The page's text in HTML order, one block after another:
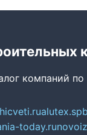
компаний
today.ru